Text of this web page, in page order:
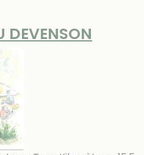
DEVENSON